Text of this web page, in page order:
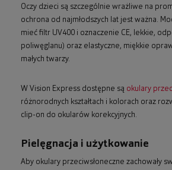
Oczy dzieci są szczególnie wrażliwe na
ochrona od najmłodszych lat jest ważna.
mieć filtr UV400 i oznaczenie CE, lekkie,
poliwęglanu) oraz elastyczne, miękkie
małych twarzy.
W Vision Express dostępne są okulary
różnorodnych kształtach i kolorach oraz
clip-on do okularów korekcyjnych.
Pielęgnacja i użytkowanie
Aby okulary przeciwsłoneczne zachowały